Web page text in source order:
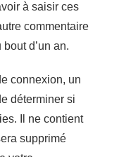
à saisir ces
commentaire
d’un an.
connexion, un
déterminer si
Il ne contient
supprimé